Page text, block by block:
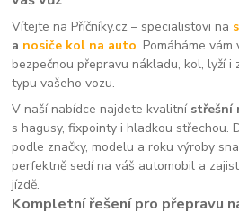
Vítejte na Příčníky.cz – specialistovi na
a nosiče kol na auto. Pomáháme
bezpečnou přepravu nákladu, kol, lyží i
typu vašeho vozu.
V naší nabídce najdete kvalitní střešní
s hagusy, fixpointy i hladkou střechou.
podle značky, modelu a roku výroby
perfektně sedí na váš automobil a
jízdě.
Kompletní řešení pro přepravu